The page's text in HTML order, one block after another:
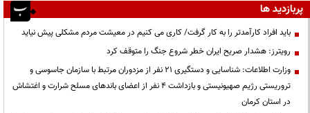
پربازدید ها
باید افراد کارآمدتر را به کار گرفت/ کاری می کنیم در معیشت مردم مشکلی پیش نیاید
رویترز: هشدار صریح ایران خطر شروع جنگ را متوقف کرد
وزارت اطلاعات: شناسایی و دستگیری ۲۱ نفر از مزدوران مرتبط با سازمان جاسوسی و
تروریستی رژیم صهیونیستی و بازداشت ۴ نفر از اعضای باندهای مسلح شرارت و اغتشاش
در استان کرمان